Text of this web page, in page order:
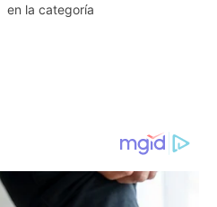
en la categoría